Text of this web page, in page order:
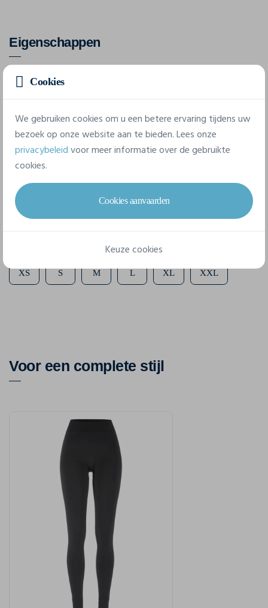
Eigenschappen
Merk
Craft
Referentie
1916677
Samenstelling
75% Gerecycled polyamide, 25% Gerecycled polyester
6 beschikbare maten
XS S M L XL XXL
Voor een complete stijl
Cookies
We gebruiken cookies om u een betere ervaring tijdens uw
bezoek op onze website aan te bieden. Lees onze
privacybeleidvoor meer informatie over de gebruikte
cookies.
Cookies aanvaarden
Keuze cookies